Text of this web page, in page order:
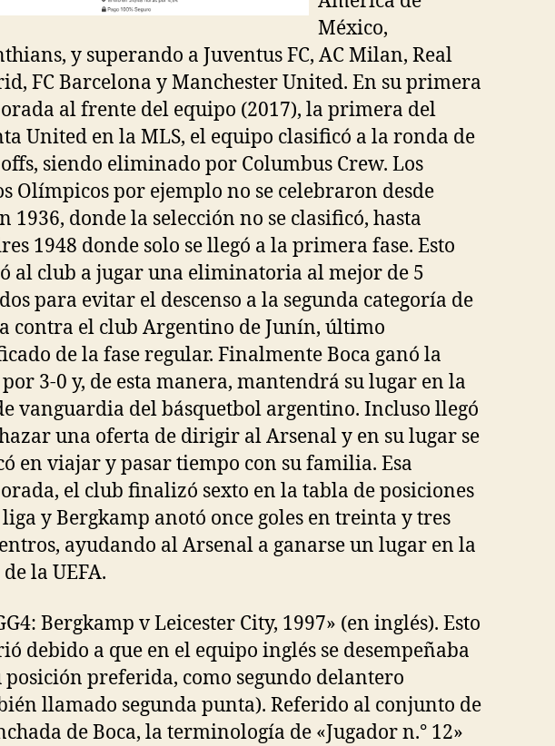
México,
y superando a Juventus FC, AC Milan, Real
FC Barcelona y Manchester United. En su primera
al frente del equipo (2017), la primera del
United en la MLS, el equipo clasificó a la ronda de
siendo eliminado por Columbus Crew. Los
Olímpicos por ejemplo no se celebraron desde
1936, donde la selección no se clasificó, hasta
1948 donde solo se llegó a la primera fase. Esto
al club a jugar una eliminatoria al mejor de 5
para evitar el descenso a la segunda categoría de
contra el club Argentino de Junín, último
de la fase regular. Finalmente Boca ganó la
3-0 y, de esta manera, mantendrá su lugar en la
vanguardia del básquetbol argentino. Incluso llegó
una oferta de dirigir al Arsenal y en su lugar se
en viajar y pasar tiempo con su familia. Esa
el club finalizó sexto en la tabla de posiciones
y Bergkamp anotó once goles en treinta y tres
ayudando al Arsenal a ganarse un lugar en la
la UEFA.
Bergkamp v Leicester City, 1997» (en inglés). Esto
debido a que en el equipo inglés se desempeñaba
posición preferida, como segundo delantero
llamado segunda punta). Referido al conjunto de
de Boca, la terminología de «Jugador n.° 12»